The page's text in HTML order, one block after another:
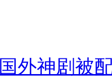
闹非凡
外神剧被